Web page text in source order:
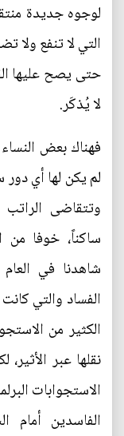
لوجوه جديدة
التي لا تنفع ولا
حتى يصح عليها
لا يُذكَر.
فهناك بعض
لم يكن لها أي
وتتقاضى
ساكناً، خوفا من
شاهدنا في
الفساد والتي
الكثير من
نقلها عبر
الاستجوابات
الفاسدين